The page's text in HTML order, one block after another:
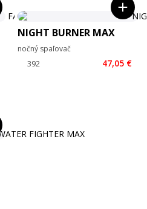
NIGHT BURNER MAX
nočný spaľovač
47,05 €